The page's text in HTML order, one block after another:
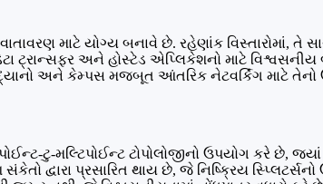
માટે યોગ્ય બનાવે છે. રહેણાંક વિસ્તારોમાં, તે
ટ્રાન્સફર અને હોસ્ટેડ એપ્લિકેશનો માટે
અને કેમ્પસ મજબૂત આંતરિક નેટવર્કિંગ માટે તેનો
ટુ-મલ્ટિપોઈન્ટ ટોપોલોજીનો ઉપયોગ કરે છે,
દ્વારા પ્રસારિત થાય છે, જે નિષ્ક્રિય